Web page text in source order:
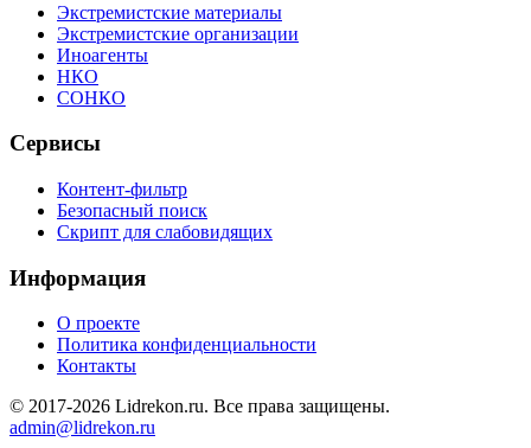
Экстремистские материалы
Экстремистские организации
Иноагенты
НКО
СОНКО
Сервисы
Контент-фильтр
Безопасный поиск
Скрипт для слабовидящих
Информация
О проекте
Политика конфиденциальности
Контакты
© 2017-2026 Lidrekon.ru. Все права защищены.
admin@lidrekon.ru